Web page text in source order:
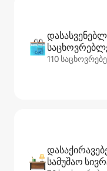
110
სამუშაო